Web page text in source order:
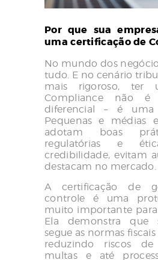
Por que sua
uma certificação de
No mundo dos
tudo. E no cenário
mais rigoroso, ter
Compliance não é
diferencial – é uma
Pequenas e médias
adotam boas
regulatórias e
credibilidade, evitam
destacam no mercado.
A certificação de
controle é uma
muito importante para
Ela demonstra que
segue as normas
reduzindo riscos de
multas e até